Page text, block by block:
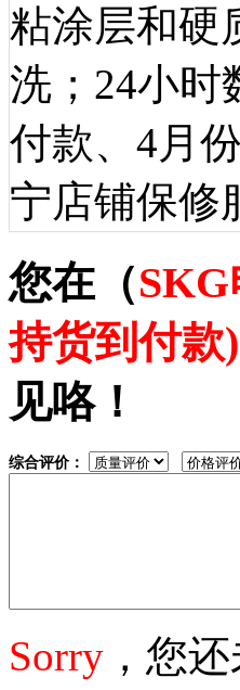
粘涂层和硬
洗；24小时
付款、4月
宁店铺保修
您在（
持货到付款)
见咯！
综合评价：
Sorry ，您